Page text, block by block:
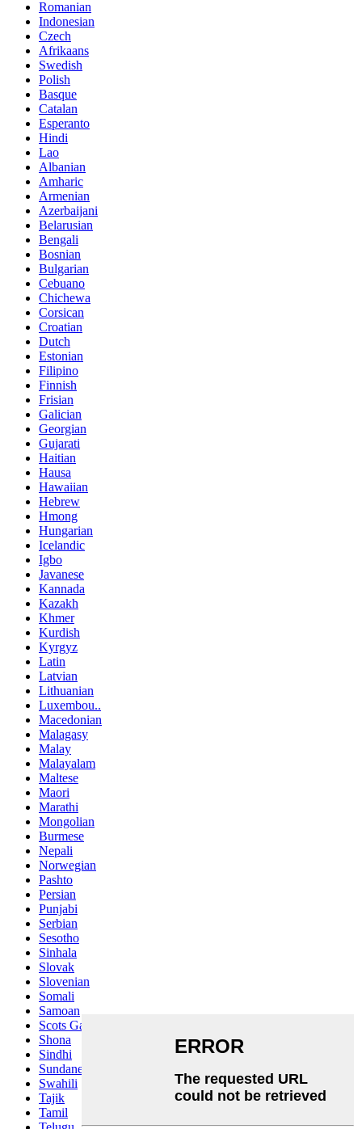
Romanian
Indonesian
Czech
Afrikaans
Swedish
Polish
Basque
Catalan
Esperanto
Hindi
Lao
Albanian
Amharic
Armenian
Azerbaijani
Belarusian
Bengali
Bosnian
Bulgarian
Cebuano
Chichewa
Corsican
Croatian
Dutch
Estonian
Filipino
Finnish
Frisian
Galician
Georgian
Gujarati
Haitian
Hausa
Hawaiian
Hebrew
Hmong
Hungarian
Icelandic
Igbo
Javanese
Kannada
Kazakh
Khmer
Kurdish
Kyrgyz
Latin
Latvian
Lithuanian
Luxembou..
Macedonian
Malagasy
Malay
Malayalam
Maltese
Maori
Marathi
Mongolian
Burmese
Nepali
Norwegian
Pashto
Persian
Punjabi
Serbian
Sesotho
Sinhala
Slovak
Slovenian
Somali
Samoan
Scots Gaelic
Shona
Sindhi
Sundanese
Swahili
Tajik
Tamil